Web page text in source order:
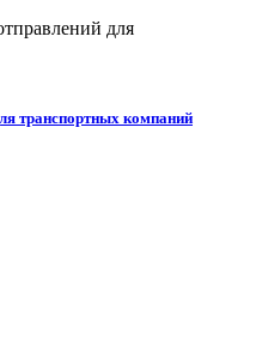
транспортных компаний